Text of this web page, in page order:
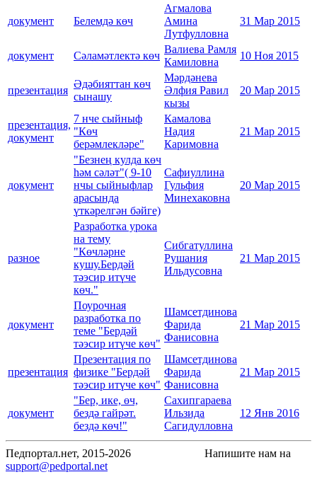
документ Белемдә көч
Агмалова
Амина
Лутфулловна
31 Мар 2015
документ Сәламәтлектә көч
Валиева Рамля
Камиловна
10 Ноя 2015
презентация
Әдәбияттан көч
сынашу
Мәрдәнева
Әлфия Равил
кызы
20 Мар 2015
презентация,
документ
7 нче сыйныф
"Көч
берәмлекләре"
Камалова
Надия
Каримовна
21 Мар 2015
документ
"Безнең кулда көч
һәм сәләт"( 9-10
нчы сыйныфлар
арасында
үткәрелгән бәйге)
Сафиуллина
Гульфия
Минехаковна
20 Мар 2015
разное
Разработка урока
на тему
"Көчләрне
кушу.Бердәй
тәэсир итүче
көч."
Сибгатуллина
Рушания
Ильдусовна
21 Мар 2015
документ
Поурочная
разработка по
теме "Бердәй
тәэсир итүче көч"
Шамсетдинова
Фарида
Фанисовна
21 Мар 2015
презентация
Презентация по
физике "Бердәй
тәэсир итүче көч"
Шамсетдинова
Фарида
Фанисовна
21 Мар 2015
документ
"Бер, ике, өч,
бездә гайрәт.
бездә көч!"
Сахипгараева
Ильзида
Сагидулловна
12 Янв 2016
Педпортал.нет, 2015-2026
Напишите нам на
support@pedportal.net